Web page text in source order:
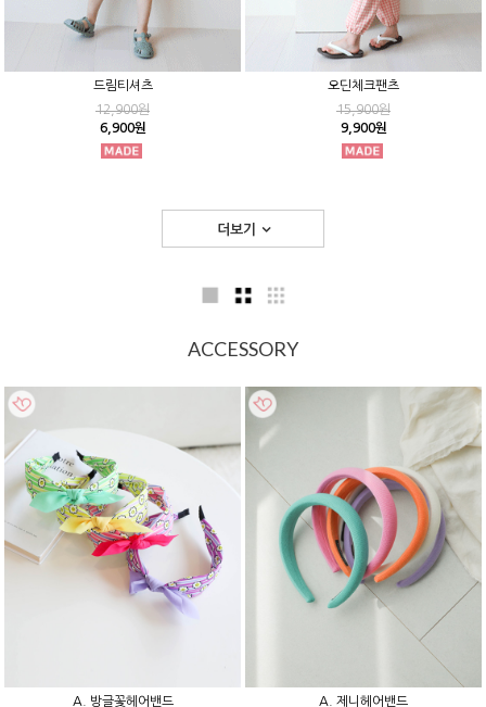
드림티셔츠
12,900원
6,900원
오딘체크팬츠
15,900원
9,900원
더보기
ACCESSORY
A. 방글꽃헤어밴드
A. 제니헤어밴드